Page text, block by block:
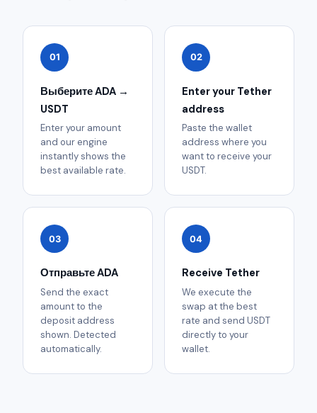
01
Выберите ADA →
USDT
Enter your amount
and our engine
instantly shows the
best available rate.
02
Enter your Tether
address
Paste the wallet
address where you
want to receive your
USDT.
03
Отправьте ADA
Send the exact
amount to the
deposit address
shown. Detected
automatically.
04
Receive Tether
We execute the
swap at the best
rate and send USDT
directly to your
wallet.